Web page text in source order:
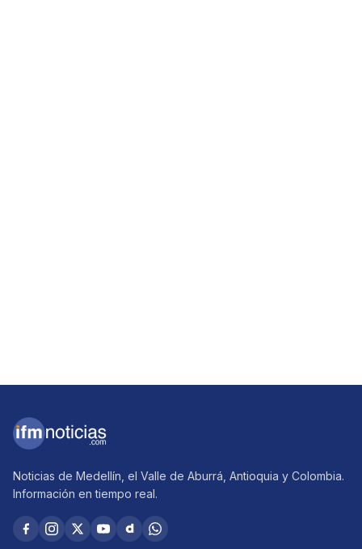
Noticias de Medellín, el Valle de Aburrá, Antioquia y Colombia.
Información en tiempo real.